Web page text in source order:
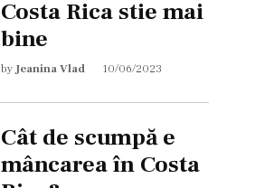
Costa Rica stie mai
bine
by Jeanina Vlad 10/06/2023
Cât de scumpă e
mâncarea în Costa